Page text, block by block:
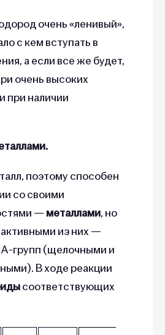
очень «ленивый»,
с кем вступать в
а если все же будет,
очень высоких
при наличии
поэтому способен
со своими
— металлами, но
из них —
групп (щелочными и
В ходе реакции
соответствующих